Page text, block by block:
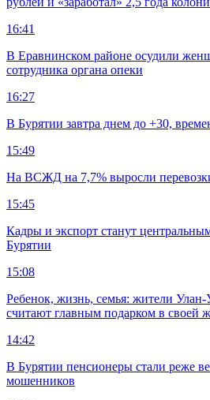
16:41
В Еравнинском районе осудили
сотрудника органа опеки
16:27
В Бурятии завтра днем до +30,
15:49
На ВСЖД на 7,7% выросли
15:45
Кадры и экспорт станут
Бурятии
15:08
Ребенок, жизнь, семья: жители Улан-
считают главным подарком в своей
14:42
В Бурятии пенсионеры стали реже
мошенников